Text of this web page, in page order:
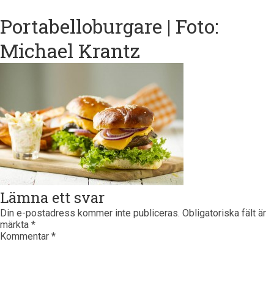
Portabelloburgare | Foto:
Michael Krantz
Lämna ett svar
Din e-postadress kommer inte publiceras. Obligatoriska fält är
märkta *
Kommentar *